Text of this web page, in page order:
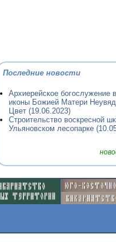
Последние новости
Архиерейское богослужение
иконы Божией Матери
Цвет (19.06.2023)
Строительство воскресной
Ульяновском лесопарке